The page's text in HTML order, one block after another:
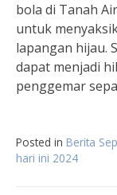
bola di Tanah
untuk
lapangan hijau.
dapat menjadi
penggemar
Posted in Berita
hari ini 2024